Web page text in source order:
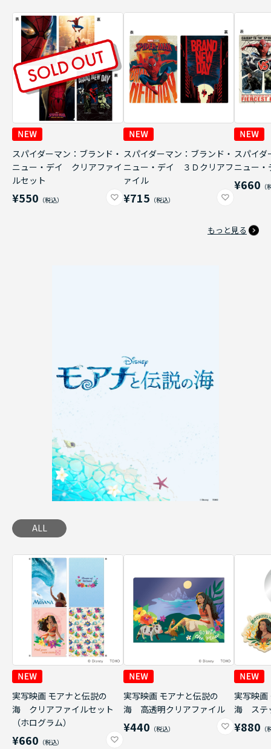
スパイダーマン：ブランド・
ニュー・デイ クリアファイ
ルセット
¥550
スパイダーマン：ブランド・
ニュー・デイ ３Ｄクリアフ
ァイル
¥715
スパイダ
ニュー
¥660
もっと見る
ALL
実写映画 モアナと伝説の
海 クリアファイルセット
（ホログラム）
¥660
実写映画 モアナと伝説の
海 高透明クリアファイル
¥440
実写映画
海 ステ
¥880